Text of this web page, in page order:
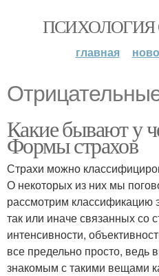
главная
Какие бывают у
Формы страхов
Страхи можно
О некоторых из них мы
рассмотрим классификацию
так или иначе связанных со
интенсивности,
все предельно просто,
знакомым с такими вещами